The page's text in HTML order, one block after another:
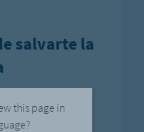
salvarte la
this page in